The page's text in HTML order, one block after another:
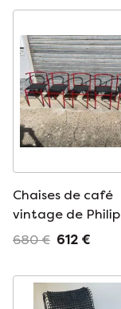
Chaises de café
vintage de Philip
Starck pour Baleri
680 € 612 €